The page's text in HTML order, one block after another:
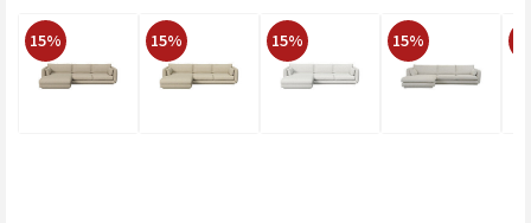
15% 15% 15% 15%